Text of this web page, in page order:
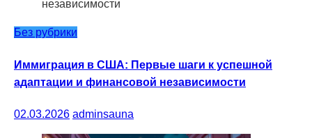
Без рубрики
Иммиграция в США: Первые шаги к успешной
адаптации и финансовой независимости
02.03.2026 adminsauna